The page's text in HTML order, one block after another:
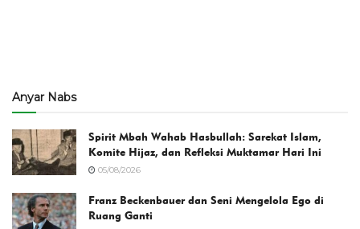
Anyar Nabs
Spirit Mbah Wahab Hasbullah: Sarekat Islam,
Komite Hijaz, dan Refleksi Muktamar Hari Ini
05/08/2026
Franz Beckenbauer dan Seni Mengelola Ego di
Ruang Ganti